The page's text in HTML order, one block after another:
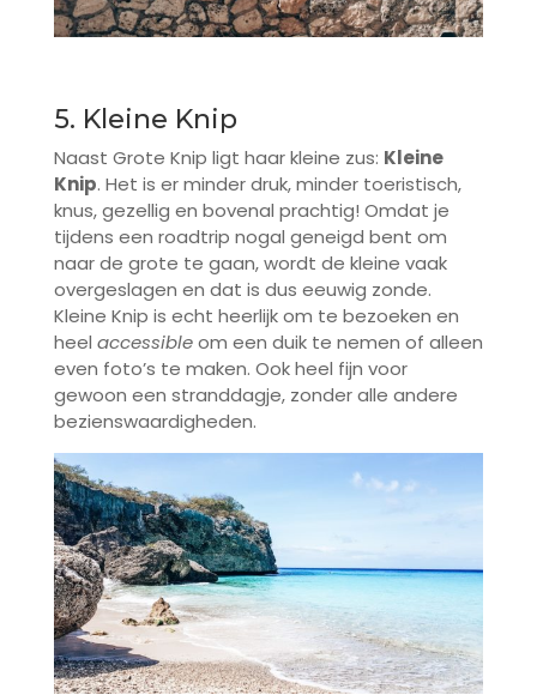
5. Kleine Knip
Naast Grote Knip ligt haar kleine zus: Kleine
Knip. Het is er minder druk, minder toeristisch,
knus, gezellig en bovenal prachtig! Omdat je
tijdens een roadtrip nogal geneigd bent om
naar de grote te gaan, wordt de kleine vaak
overgeslagen en dat is dus eeuwig zonde.
Kleine Knip is echt heerlijk om te bezoeken en
heel accessibleom een duik te nemen of alleen
even foto’s te maken. Ook heel fijn voor
gewoon een stranddagje, zonder alle andere
bezienswaardigheden.